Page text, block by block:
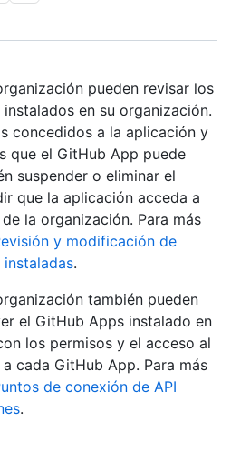
pueden revisar los
en su organización.
concedidos a la aplicación y
que el GitHub App puede
suspender o eliminar el
que la aplicación acceda a
la organización. Para más
y modificación de
.
también pueden
el GitHub Apps instalado en
los permisos y el acceso al
cada GitHub App. Para más
de conexión de API
.